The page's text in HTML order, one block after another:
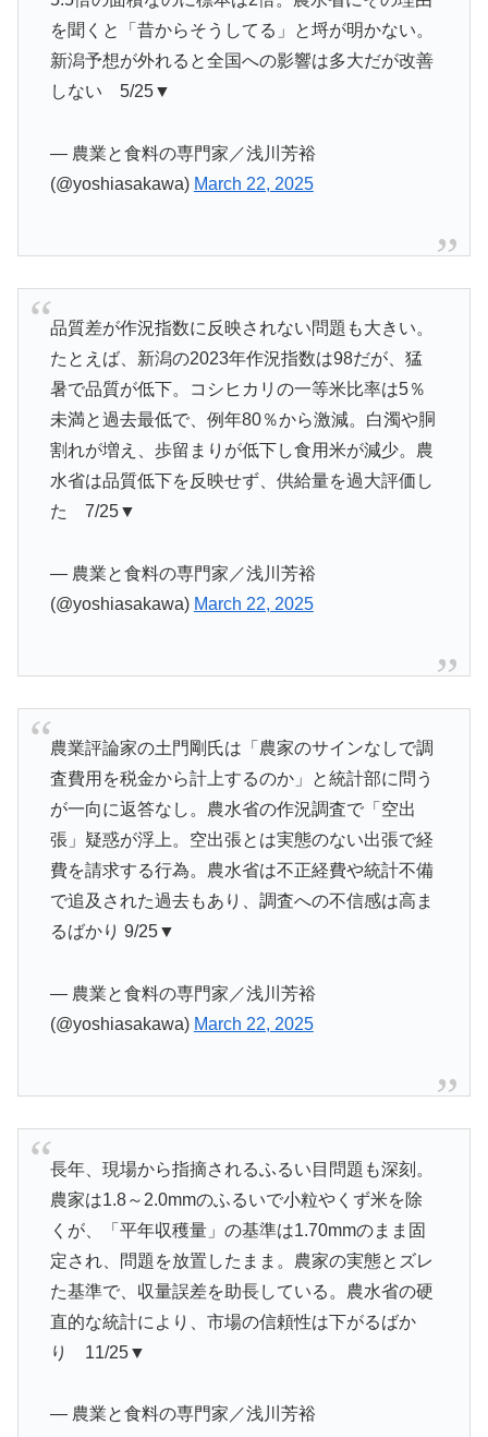
を聞くと「昔からそうしてる」と埒が明かない。
新潟予想が外れると全国への影響は多大だが改善
しない 5/25▼
— 農業と食料の専門家／浅川芳裕
(@yoshiasakawa) March 22, 2025
品質差が作況指数に反映されない問題も大きい。
たとえば、新潟の2023年作況指数は98だが、猛
暑で品質が低下。コシヒカリの一等米比率は5％
未満と過去最低で、例年80％から激減。白濁や胴
割れが増え、歩留まりが低下し食用米が減少。農
水省は品質低下を反映せず、供給量を過大評価し
た 7/25▼
— 農業と食料の専門家／浅川芳裕
(@yoshiasakawa) March 22, 2025
農業評論家の土門剛氏は「農家のサインなしで調
査費用を税金から計上するのか」と統計部に問う
が一向に返答なし。農水省の作況調査で「空出
張」疑惑が浮上。空出張とは実態のない出張で経
費を請求する行為。農水省は不正経費や統計不備
で追及された過去もあり、調査への不信感は高ま
るばかり 9/25▼
— 農業と食料の専門家／浅川芳裕
(@yoshiasakawa) March 22, 2025
長年、現場から指摘されるふるい目問題も深刻。
農家は1.8～2.0mmのふるいで小粒やくず米を除
くが、「平年収穫量」の基準は1.70mmのまま固
定され、問題を放置したまま。農家の実態とズレ
た基準で、収量誤差を助長している。農水省の硬
直的な統計により、市場の信頼性は下がるばか
り 11/25▼
— 農業と食料の専門家／浅川芳裕